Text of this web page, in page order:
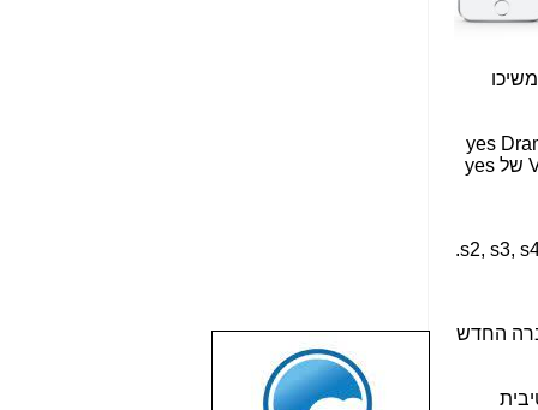
yes
שלyes
s2, s3,
.
החדש
שבוע טוב לכל
הגולשים באשר